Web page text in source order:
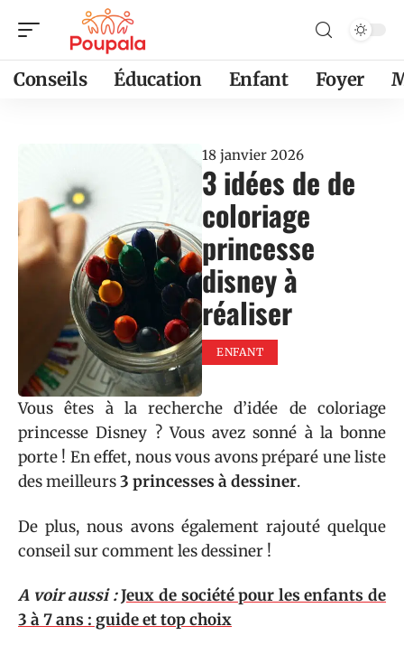
Conseils Éducation Enfant Foyer
18 janvier 2026
3 idées de de
coloriage
princesse
disney à
réaliser
ENFANT
Vous êtes à la recherche d’idée de coloriage
princesse Disney ? Vous avez sonné à la bonne
porte ! En effet, nous vous avons préparé une liste
des meilleurs3 princesses à dessiner.
De plus, nous avons également rajouté quelque
conseil sur comment les dessiner !
A voir aussi : Jeux de société pour les enfants de
3 à 7 ans : guide et top choix